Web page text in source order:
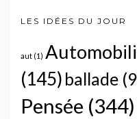
LES IDÉES DU JOUR
aut (1)
(145) ballade
Pensée (344)